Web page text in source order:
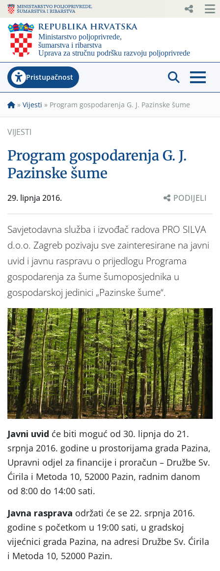
Pristupačnost
» Vijesti » Program gospodarenja G. J. Pazinske šume
VIJESTI
Program gospodarenja G. J.
Pazinske šume
29. lipnja 2016. PODIJELI
Savjetodavna služba i izvođač radova PRO SILVA
d.o.o. Zagreb pozivaju sve zainteresirane na javni
uvid i javnu raspravu o prijedlogu Programa
gospodarenja za šume šumoposjednika u
gospodarskoj jedinici „Pazinske šume“.
Javni uvid će biti moguć od 30. lipnja do 21.
srpnja 2016. godine u prostorijama grada Pazina,
Upravni odjel za financije i proračun – Družbe Sv.
Ćirila i Metoda 10, 52000 Pazin, radnim danom
od 8:00 do 14:00 sati.
Javna rasprava održati će se 22. srpnja 2016.
godine s početkom u 19:00 sati, u gradskoj
vijećnici grada Pazina, na adresi Družbe Sv. Ćirila
i Metoda 10, 52000 Pazin.